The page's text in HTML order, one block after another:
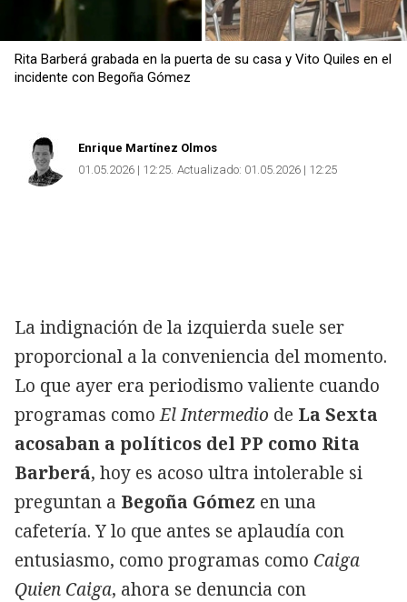
Rita Barberá grabada en la puerta de su casa y Vito Quiles en el
incidente con Begoña Gómez
Enrique Martínez Olmos
01.05.2026 | 12:25 Actualizado: 01.05.2026 | 12:25
La indignación de la izquierda suele ser
proporcional a la conveniencia del momento.
Lo que ayer era periodismo valiente cuando
programas comoEl Intermedio de La Sexta
acosaban a políticos del PP como Rita
Barberá, hoy es acoso ultra intolerable si
preguntan a Begoña Gómez en una
cafetería. Y lo que antes se aplaudía con
entusiasmo, como programas como Caiga
Quien Caiga, ahora se denuncia con